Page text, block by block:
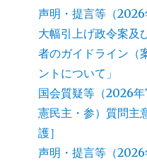
声明・提言等（
大幅引上げ政令案及
者のガイドライン（
ントについて」
国会質疑等（2026
憲民主・参）質問主
護］
声明・提言等（